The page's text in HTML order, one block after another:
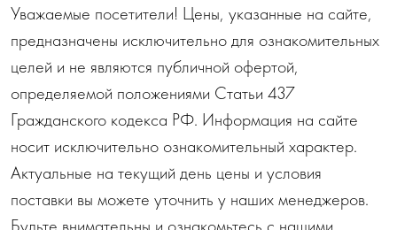
Уважаемые посетители! Цены, указанные на сайте,
предназначены исключительно для ознакомительных
целей и не являются публичной офертой,
определяемой положениями Статьи 437
Гражданского кодекса РФ. Информация на сайте
носит исключительно ознакомительный характер.
Актуальные на текущий день цены и условия
поставки вы можете уточнить у наших менеджеров.